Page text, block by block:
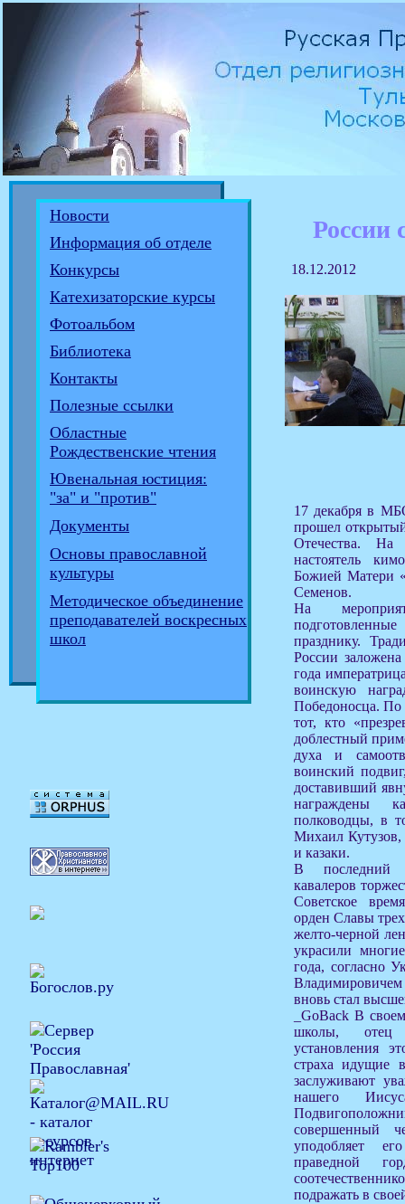
Новости
Информация об отделе
Конкурсы
Катехизаторские курсы
Фотоальбом
Библиотека
Контакты
Полезные ссылки
Областные
Рождественские чтения
Ювенальная юстиция:
"за" и "против"
Документы
Основы православной
культуры
Методическое объединение
преподавателей воскресных
школ
России
18.12.2012
17 декабря в
прошел
Отечества. На
настоятель
Божией Матери
Семенов.
На
празднику.
России
года
воинскую
Победоносца. По
тот, кто
доблестный
духа и
воинский
доставивший
награждены
полководцы, в
Михаил Кутузов,
и казаки.
В последний
кавалеров
Советское
орден Славы
желто-черной
украсили
года, согласно
вновь стал
_GoBack В
школы, отец
установления
страха идущие
заслуживают
нашего
совершенный
уподобляет
праведной
подражать в